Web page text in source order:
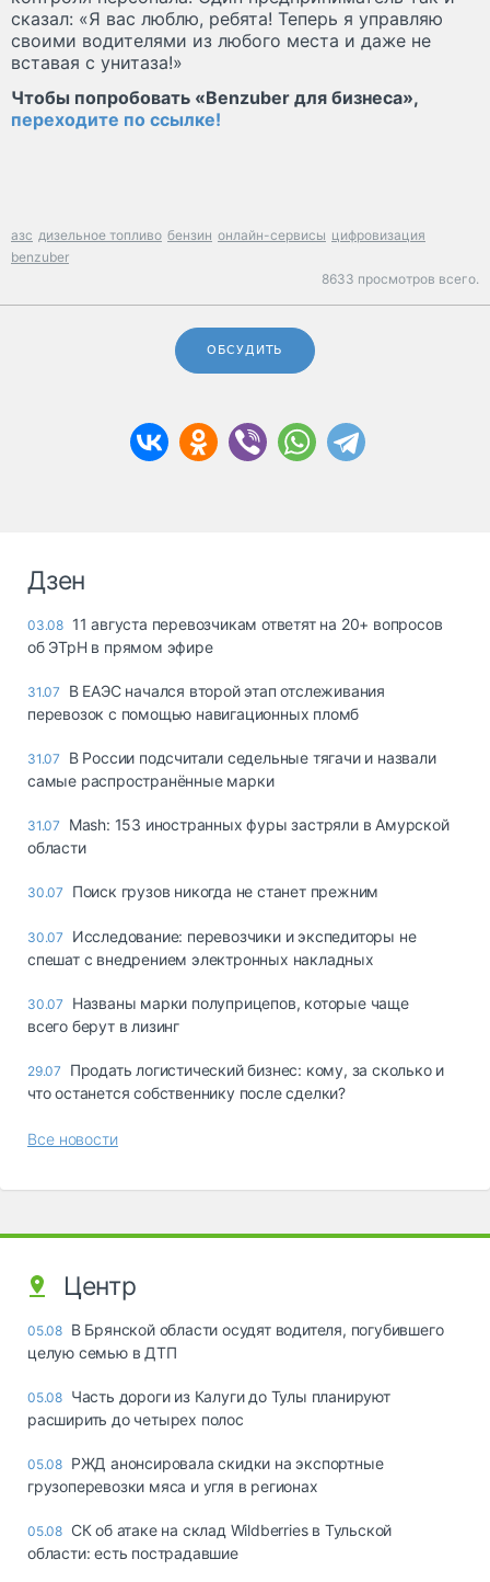
сказал: «Я вас люблю, ребята! Теперь я управляю
своими водителями из любого места и даже не
вставая с унитаза!»
Чтобы попробовать «Benzuber для бизнеса»,
переходите по ссылке!
азс дизельное топливо бензин онлайн-сервисы цифровизация
benzuber
8633 просмотров всего.
ОБСУДИТЬ
Дзен
03.08 11 августа перевозчикам ответят на 20+ вопросов
об ЭТрН в прямом эфире
31.07
В ЕАЭС начался второй этап отслеживания
перевозок с помощью навигационных пломб
31.07
В России подсчитали седельные тягачи и назвали
самые распространённые марки
31.07
Mash: 153 иностранных фуры застряли в Амурской
области
30.07 Поиск грузов никогда не станет прежним
30.07
Исследование: перевозчики и экспедиторы не
спешат с внедрением электронных накладных
30.07
Названы марки полуприцепов, которые чаще
всего берут в лизинг
29.07
Продать логистический бизнес: кому, за сколько и
что останется собственнику после сделки?
Все новости
Центр
05.08 В Брянской области осудят водителя, погубившего
целую семью в ДТП
05.08 Часть дороги из Калуги до Тулы планируют
расширить до четырех полос
05.08 РЖД анонсировала скидки на экспортные
грузоперевозки мяса и угля в регионах
05.08 СК об атаке на склад Wildberries в Тульской
области: есть пострадавшие